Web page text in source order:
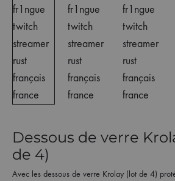
Dessous de verre
de 4)
Avec les dessous de verre Krolay (lot de 4)